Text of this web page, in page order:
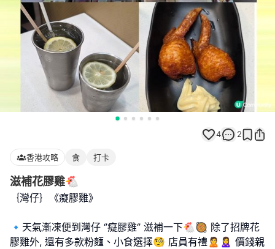
4 2
香港攻略 食 打卡
滋補花膠雞🐔
｛灣仔｝《癡膠雞》
🔹️天氣漸凍便到灣仔 ‘’癡膠雞‘’ 滋補一下🐔🥘 除了招牌花
膠雞外, 還有多款粉麵、小食選擇🧐 店員有禮🙎🙎‍♀️ 價錢親